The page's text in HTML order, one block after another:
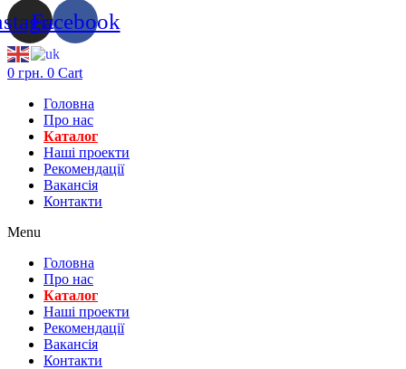
Facebook
0 грн. 0 Cart
Головна
Про нас
Каталог
Нашi проекти
Рекомендації
Вакансiя
Контакти
Menu
Головна
Про нас
Каталог
Нашi проекти
Рекомендації
Вакансiя
Контакти